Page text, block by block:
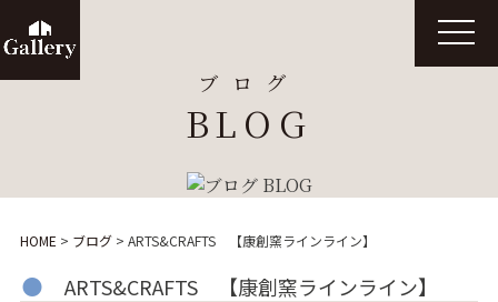
ブログ
BLOG
t
o
g
HOME > ブログ> ARTS&CRAFTS 【康創窯ラインライン】
ARTS&CRAFTS 【康創窯ラインライン】